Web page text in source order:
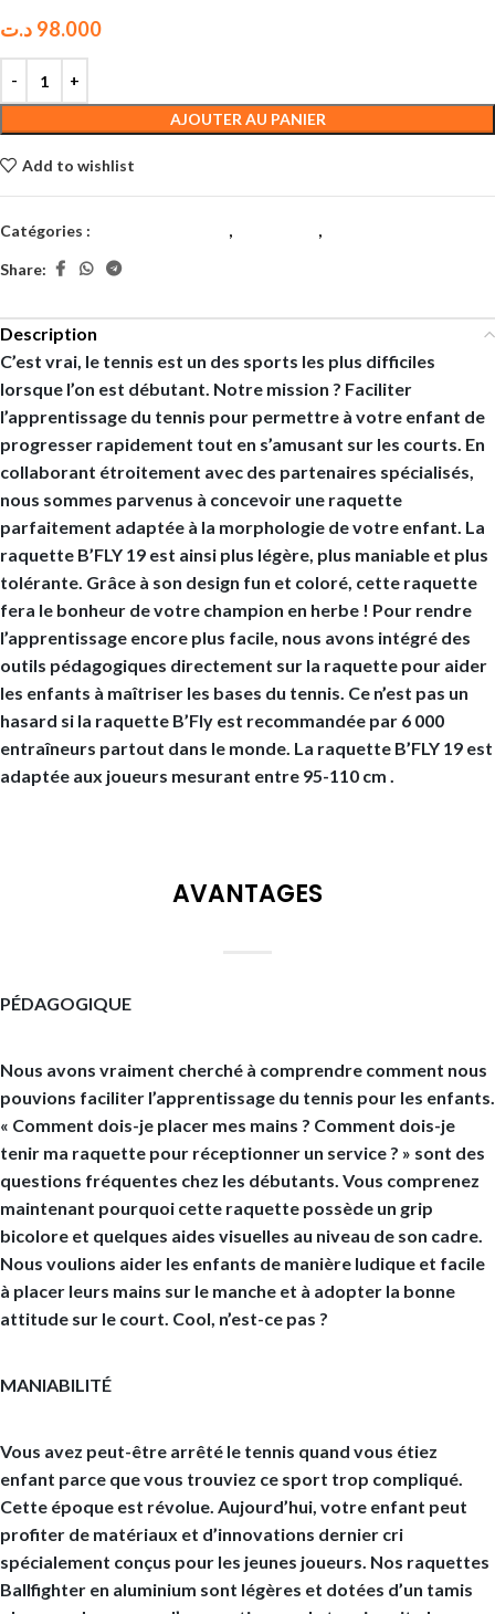
98.000 د.ت
AJOUTER AU PANIER
Add to wishlist
Catégories : , ,
Share:
Description
C’est vrai, le tennis est un des sports les plus difficiles
lorsque l’on est débutant. Notre mission ? Faciliter
l’apprentissage du tennis pour permettre à votre enfant de
progresser rapidement tout en s’amusant sur les courts. En
collaborant étroitement avec des partenaires spécialisés,
nous sommes parvenus à concevoir une raquette
parfaitement adaptée à la morphologie de votre enfant. La
raquette B’FLY 19 est ainsi plus légère, plus maniable et plus
tolérante. Grâce à son design fun et coloré, cette raquette
fera le bonheur de votre champion en herbe ! Pour rendre
l’apprentissage encore plus facile, nous avons intégré des
outils pédagogiques directement sur la raquette pour aider
les enfants à maîtriser les bases du tennis. Ce n’est pas un
hasard si la raquette B’Fly est recommandée par 6 000
entraîneurs partout dans le monde. La raquette B’FLY 19 est
adaptée aux joueurs mesurant entre 95-110 cm .
AVANTAGES
PÉDAGOGIQUE
Nous avons vraiment cherché à comprendre comment nous
pouvions faciliter l’apprentissage du tennis pour les enfants.
« Comment dois-je placer mes mains ? Comment dois-je
tenir ma raquette pour réceptionner un service ? » sont des
questions fréquentes chez les débutants. Vous comprenez
maintenant pourquoi cette raquette possède un grip
bicolore et quelques aides visuelles au niveau de son cadre.
Nous voulions aider les enfants de manière ludique et facile
à placer leurs mains sur le manche et à adopter la bonne
attitude sur le court. Cool, n’est-ce pas ?
MANIABILITÉ
Vous avez peut-être arrêté le tennis quand vous étiez
enfant parce que vous trouviez ce sport trop compliqué.
Cette époque est révolue. Aujourd’hui, votre enfant peut
profiter de matériaux et d’innovations dernier cri
spécialement conçus pour les jeunes joueurs. Nos raquettes
Ballfighter en aluminium sont légères et dotées d’un tamis